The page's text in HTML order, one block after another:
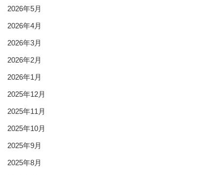
2026年5月
2026年4月
2026年3月
2026年2月
2026年1月
2025年12月
2025年11月
2025年10月
2025年9月
2025年8月